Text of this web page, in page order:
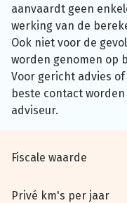
aanvaardt geen
werking van de
Ook niet voor de
worden genomen op
Voor gericht advies
beste contact
adviseur.
Fiscale waarde
Privé km's per jaar